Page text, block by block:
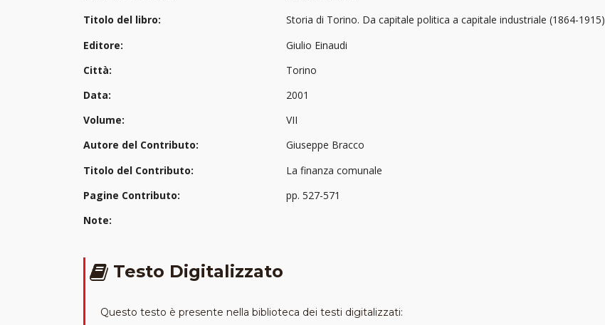
Titolo del libro:
Storia di Torino. Da capitale politica a capitale industriale (1864-1915)
Editore:
Giulio Einaudi
Città:
Torino
Data:
2001
Volume:
VII
Autore del Contributo:
Giuseppe Bracco
Titolo del Contributo:
La finanza comunale
Pagine Contributo:
pp. 527-571
Note:
Testo Digitalizzato
Questo testo è presente nella biblioteca dei testi digitalizzati: